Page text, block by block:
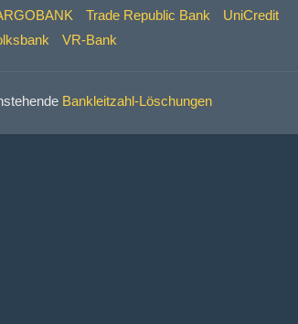
Trade Republic Bank
UniCredit
VR-Bank
Bankleitzahl-Löschungen